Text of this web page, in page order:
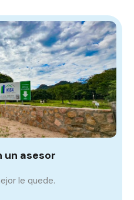
un asesor
le quede.